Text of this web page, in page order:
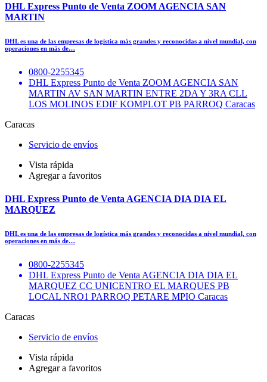
DHL Express Punto de Venta ZOOM AGENCIA SAN
MARTIN
DHL es una de las empresas de logística más grandes y reconocidas a nivel mundial, con
operaciones en más de…
0800-2255345
DHL Express Punto de Venta ZOOM AGENCIA SAN
MARTIN AV SAN MARTIN ENTRE 2DA Y 3RA CLL
LOS MOLINOS EDIF KOMPLOT PB PARROQ Caracas
Caracas
Servicio de envíos
Vista rápida
Agregar a favoritos
DHL Express Punto de Venta AGENCIA DIA DIA EL
MARQUEZ
DHL es una de las empresas de logística más grandes y reconocidas a nivel mundial, con
operaciones en más de…
0800-2255345
DHL Express Punto de Venta AGENCIA DIA DIA EL
MARQUEZ CC UNICENTRO EL MARQUES PB
LOCAL NRO1 PARROQ PETARE MPIO Caracas
Caracas
Servicio de envíos
Vista rápida
Agregar a favoritos